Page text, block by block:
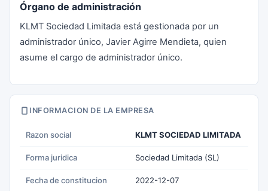
Órgano de administración
KLMT Sociedad Limitada está gestionada por un
administrador único, Javier Agirre Mendieta, quien
asume el cargo de administrador único.
INFORMACION DE LA EMPRESA
Razon social KLMT SOCIEDAD LIMITADA
Forma juridica Sociedad Limitada (SL)
Fecha de constitucion 2022-12-07